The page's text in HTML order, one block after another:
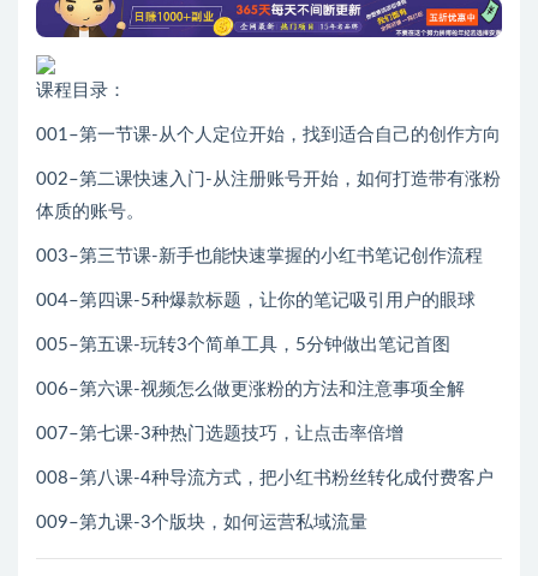
课程目录：
001–第一节课-从个人定位开始，找到适合自己的创作方向
002–第二课快速入门-从注册账号开始，如何打造带有涨粉
体质的账号。
003–第三节课-新手也能快速掌握的小红书笔记创作流程
004–第四课-5种爆款标题，让你的笔记吸引用户的眼球
005–第五课-玩转3个简单工具，5分钟做出笔记首图
006–第六课-视频怎么做更涨粉的方法和注意事项全解
007–第七课-3种热门选题技巧，让点击率倍增
008–第八课-4种导流方式，把小红书粉丝转化成付费客户
009–第九课-3个版块，如何运营私域流量